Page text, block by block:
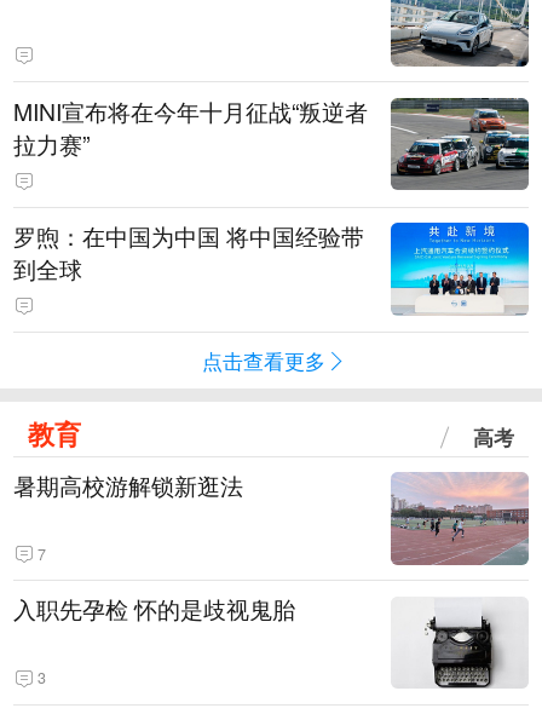
MINI宣布将在今年十月征战“叛逆者
拉力赛”
罗煦：在中国为中国 将中国经验带
到全球
点击查看更多
教育 高考
暑期高校游解锁新逛法
7
入职先孕检 怀的是歧视鬼胎
3